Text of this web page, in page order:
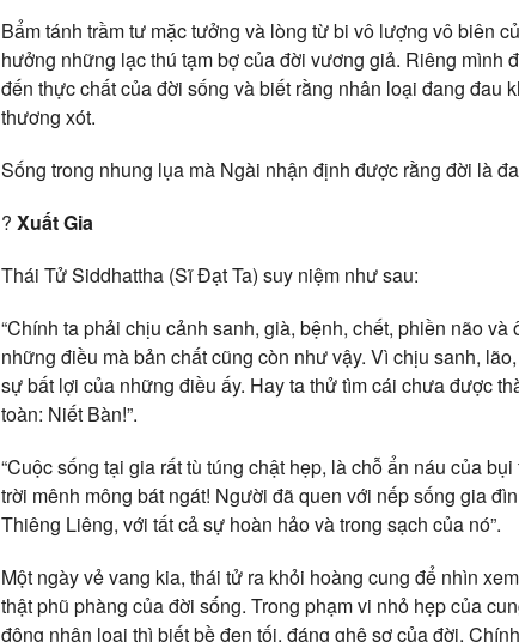
Bẩm tánh trầm tư mặc tưởng và lòng từ bi vô lượng vô biên
hưởng những lạc thú tạm bợ của đời vương giả. Riêng mình
đến thực chất của đời sống và biết rằng nhân loại đang đau
thương xót.
Sống trong nhung lụa mà Ngài nhận định được rằng đời là
? Xuất Gia
Thái Tử Siddhattha (Sĩ Đạt Ta) suy niệm như sau:
“Chính ta phải chịu cảnh sanh, già, bệnh, chết, phiền não
những điều mà bản chất cũng còn như vậy. Vì chịu sanh,
sự bất lợi của những điều ấy. Hay ta thử tìm cái chưa được
toàn: Niết Bàn!”.
“Cuộc sống tại gia rất tù túng chật hẹp, là chỗ ẩn náu của
trời mênh mông bát ngát! Người đã quen với nếp sống gia
Thiêng Liêng, với tất cả sự hoàn hảo và trong sạch của nó”.
Một ngày vẻ vang kia, thái tử ra khỏi hoàng cung để nhìn
thật phũ phàng của đời sống. Trong phạm vi nhỏ hẹp của
đông nhân loại thì biết bề đen tối, đáng ghê sợ của đời.